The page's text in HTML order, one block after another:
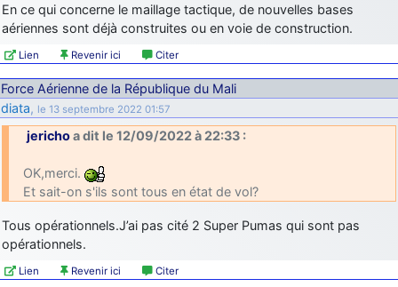
En ce qui concerne le maillage tactique, de nouvelles bases
aériennes sont déjà construites ou en voie de construction.
Lien Revenir ici Citer
Force Aérienne de la République du Mali
diata, le 13 septembre 2022 01:57
jerichoa dit le 12/09/2022 à 22:33 :
OK,merci.
Et sait-on s'ils sont tous en état de vol?
Tous opérationnels.J’ai pas cité 2 Super Pumas qui sont pas
opérationnels.
Lien Revenir ici Citer